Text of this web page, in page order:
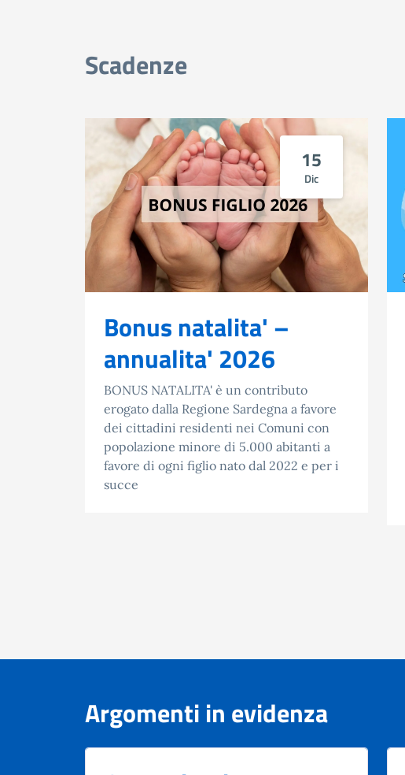
Scadenze
15
Dic
Bonus natalita' –
annualita' 2026
BONUS NATALITA' è un contributo
erogato dalla Regione Sardegna a favore
dei cittadini residenti nei Comuni con
popolazione minore di 5.000 abitanti a
favore di ogni figlio nato dal 2022 e per i
succe
Argomenti in evidenza